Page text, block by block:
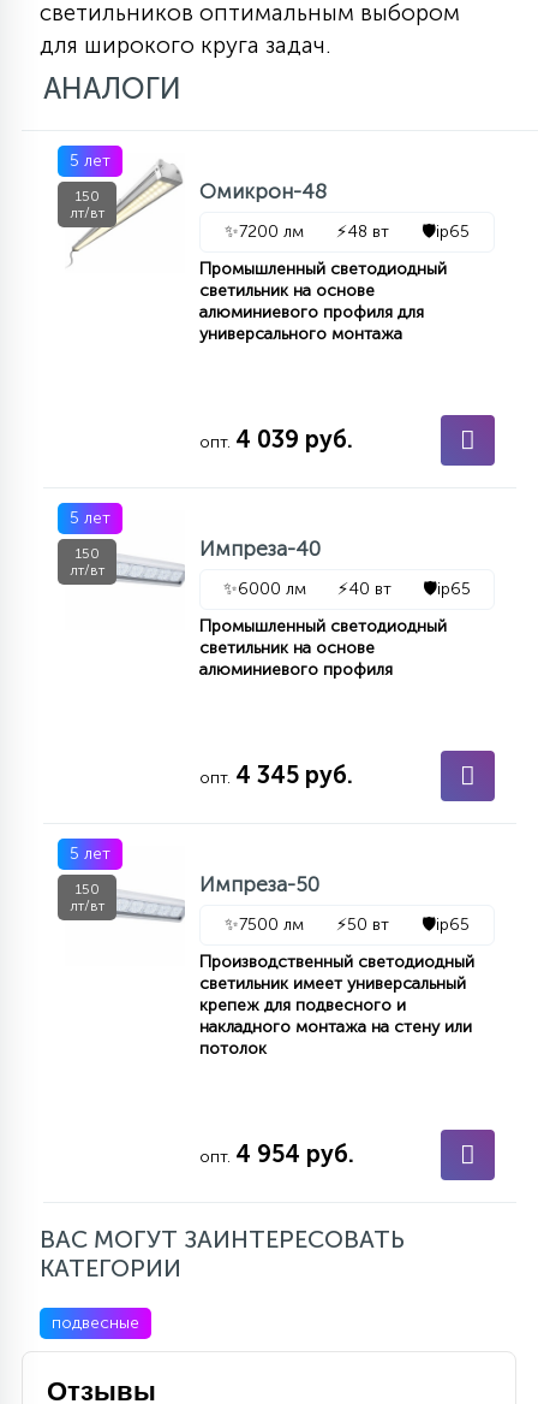
светильников оптимальным выбором
для широкого круга задач.
АНАЛОГИ
5 лет
150
лт/вт
Омикрон-48
✨7200 лм ⚡48 вт 🛡️ip65
Промышленный светодиодный
светильник на основе
алюминиевого профиля для
универсального монтажа
опт. 4 039 руб.
5 лет
150
лт/вт
Импреза-40
✨6000 лм ⚡40 вт 🛡️ip65
Промышленный светодиодный
светильник на основе
алюминиевого профиля
опт. 4 345 руб.
5 лет
150
лт/вт
Импреза-50
✨7500 лм ⚡50 вт 🛡️ip65
Производственный светодиодный
светильник имеет универсальный
крепеж для подвесного и
накладного монтажа на стену или
потолок
опт. 4 954 руб.
ВАС МОГУТ ЗАИНТЕРЕСОВАТЬ
КАТЕГОРИИ
подвесные
Отзывы